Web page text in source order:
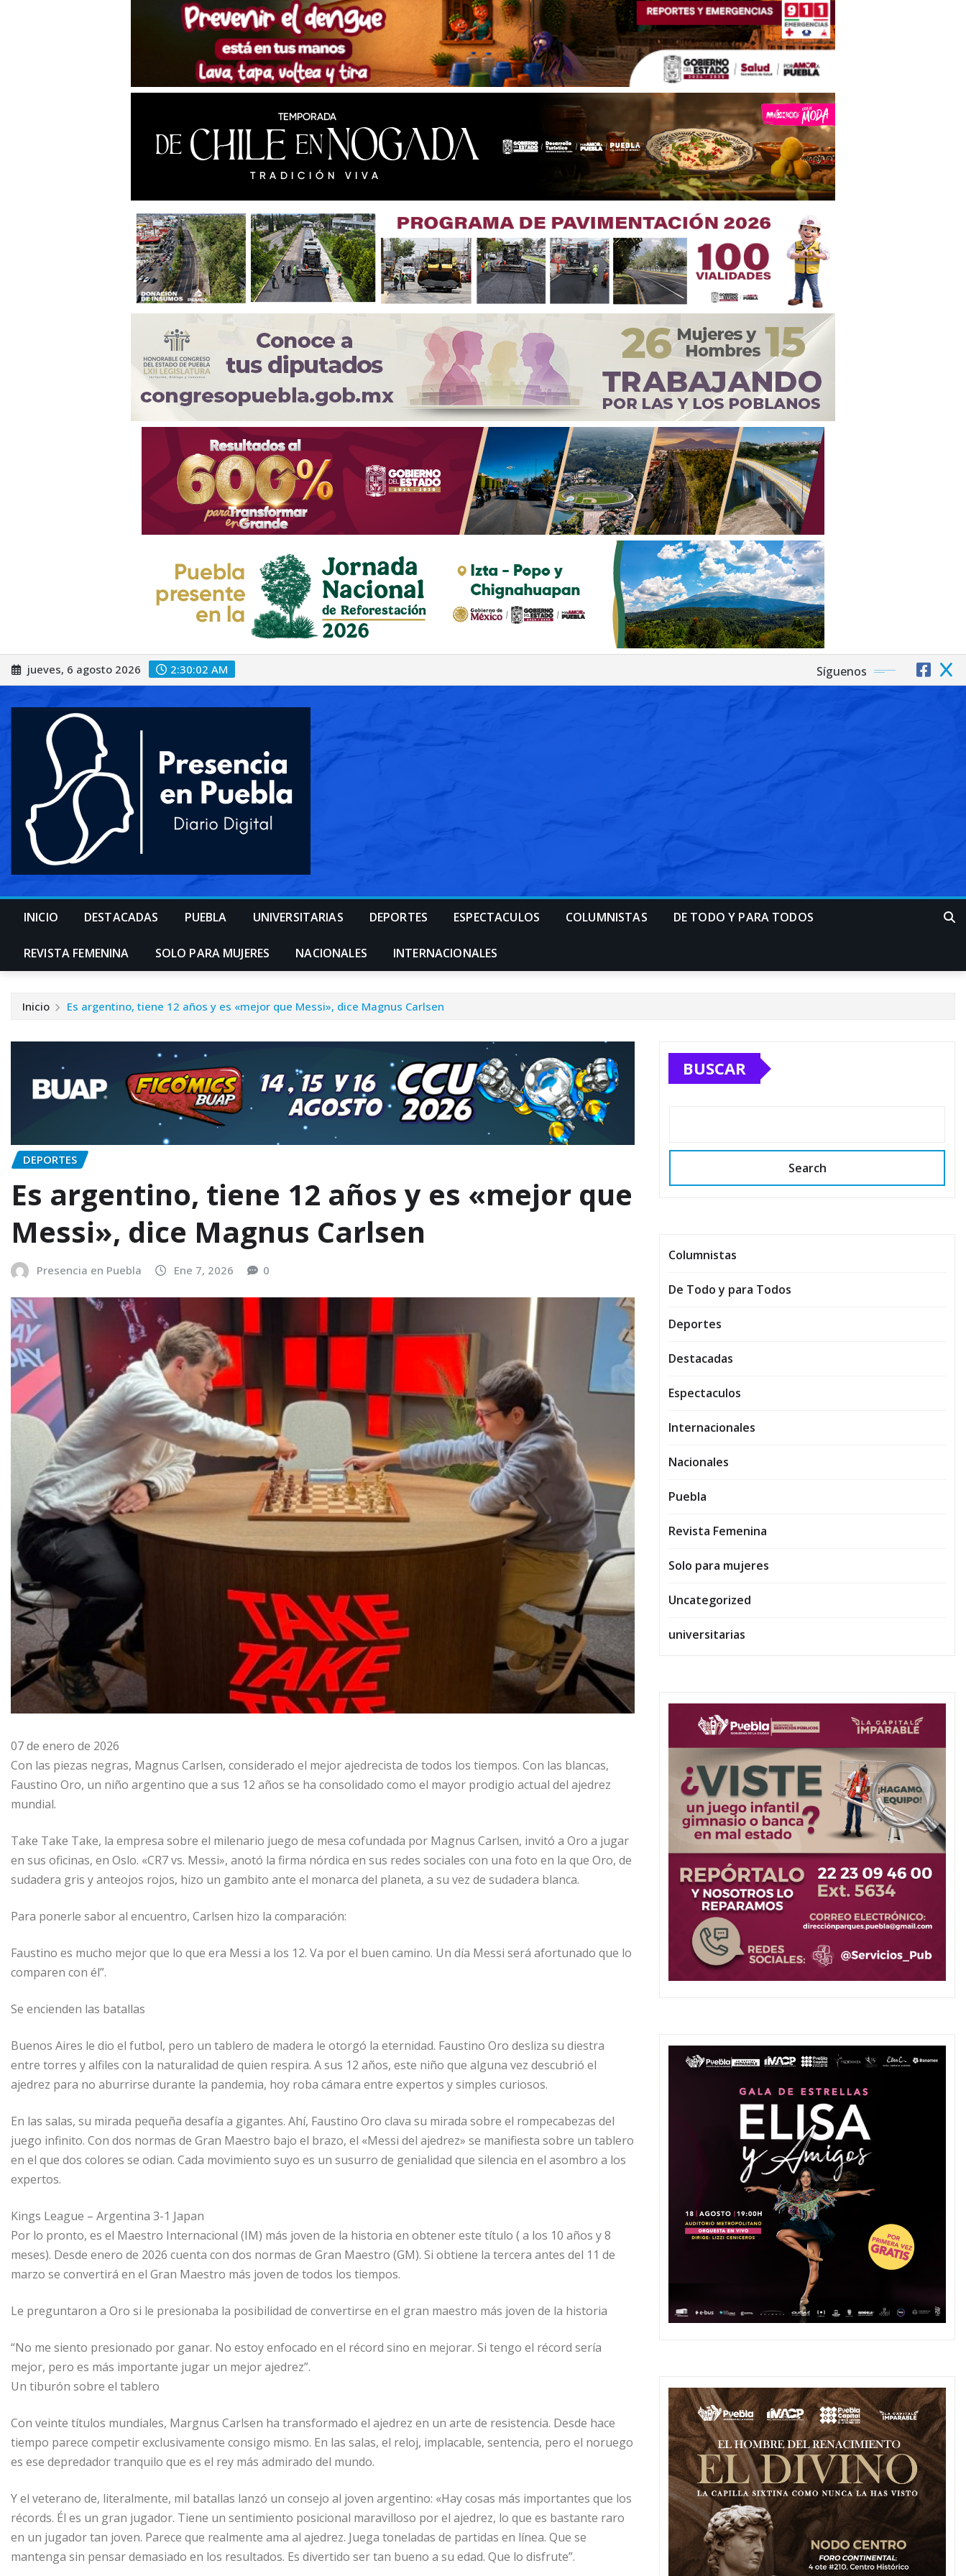
Saltar
al
jueves, 6 agosto 2026 2:30:04 AM Síguenos
INICIO DESTACADAS PUEBLA UNIVERSITARIAS DEPORTES ESPECTACULOS COLUMNISTAS DE TODO Y PARA TODOS
REVISTA FEMENINA SOLO PARA MUJERES NACIONALES INTERNACIONALES
Inicio Es argentino, tiene 12 años y es «mejor que Messi», dice Magnus Carlsen
DEPORTES
Es argentino, tiene 12 años y es «mejor que
Messi», dice Magnus Carlsen
Presencia en Puebla Ene 7, 2026 0
07 de enero de 2026
Con las piezas negras, Magnus Carlsen, considerado el mejor ajedrecista de todos los tiempos. Con las blancas,
Faustino Oro, un niño argentino que a sus 12 años se ha consolidado como el mayor prodigio actual del ajedrez
mundial.
Take Take Take, la empresa sobre el milenario juego de mesa cofundada por Magnus Carlsen, invitó a Oro a jugar
en sus oficinas, en Oslo. «CR7 vs. Messi», anotó la firma nórdica en sus redes sociales con una foto en la que Oro, de
sudadera gris y anteojos rojos, hizo un gambito ante el monarca del planeta, a su vez de sudadera blanca.
Para ponerle sabor al encuentro, Carlsen hizo la comparación:
Faustino es mucho mejor que lo que era Messi a los 12. Va por el buen camino. Un día Messi será afortunado que lo
comparen con él”.
Se encienden las batallas
Buenos Aires le dio el futbol, pero un tablero de madera le otorgó la eternidad. Faustino Oro desliza su diestra
entre torres y alfiles con la naturalidad de quien respira. A sus 12 años, este niño que alguna vez descubrió el
ajedrez para no aburrirse durante la pandemia, hoy roba cámara entre expertos y simples curiosos.
En las salas, su mirada pequeña desafía a gigantes. Ahí, Faustino Oro clava su mirada sobre el rompecabezas del
juego infinito. Con dos normas de Gran Maestro bajo el brazo, el «Messi del ajedrez» se manifiesta sobre un tablero
en el que dos colores se odian. Cada movimiento suyo es un susurro de genialidad que silencia en el asombro a los
expertos.
Kings League – Argentina 3-1 Japan
Por lo pronto, es el Maestro Internacional (IM) más joven de la historia en obtener este título ( a los 10 años y 8
meses). Desde enero de 2026 cuenta con dos normas de Gran Maestro (GM). Si obtiene la tercera antes del 11 de
marzo se convertirá en el Gran Maestro más joven de todos los tiempos.
Le preguntaron a Oro si le presionaba la posibilidad de convertirse en el gran maestro más joven de la historia
“No me siento presionado por ganar. No estoy enfocado en el récord sino en mejorar. Si tengo el récord sería
mejor, pero es más importante jugar un mejor ajedrez”.
Un tiburón sobre el tablero
Con veinte títulos mundiales, Margnus Carlsen ha transformado el ajedrez en un arte de resistencia. Desde hace
tiempo parece competir exclusivamente consigo mismo. En las salas, el reloj, implacable, sentencia, pero el noruego
es ese depredador tranquilo que es el rey más admirado del mundo.
Y el veterano de, literalmente, mil batallas lanzó un consejo al joven argentino: «Hay cosas más importantes que los
récords. Él es un gran jugador. Tiene un sentimiento posicional maravilloso por el ajedrez, lo que es bastante raro
en un jugador tan joven. Parece que realmente ama al ajedrez. Juega toneladas de partidas en línea. Que se
mantenga sin pensar demasiado en los resultados. Es divertido ser tan bueno a su edad. Que lo disfrute”.
BUSCAR
Search
Columnistas
De Todo y para Todos
Deportes
Destacadas
Espectaculos
Internacionales
Nacionales
Puebla
Revista Femenina
Solo para mujeres
Uncategorized
universitarias